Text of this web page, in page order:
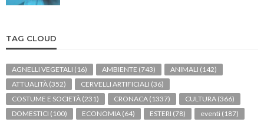
TAG CLOUD
AGNELLI VEGETALI (16) AMBIENTE (743) ANIMALI (142)
ATTUALITÀ (352) CERVELLI ARTIFICIALI (36)
COSTUME E SOCIETÀ (231) CRONACA (1337) CULTURA (366)
DOMESTICI (100) ECONOMIA (64) ESTERI (78) eventi (187)